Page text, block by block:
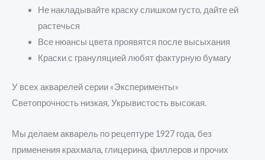
Не накладывайте краску слишком густо, дайте ей
растечься
Все нюансы цвета проявятся после высыхания
Краски с грануляцией любят фактурную бумагу
У всех акварелей серии «Эксперименты»
Светопрочность низкая, Укрывистость высокая.
Мы делаем акварель по рецептуре 1927 года, без
применения крахмала, глицерина, филлеров и прочих